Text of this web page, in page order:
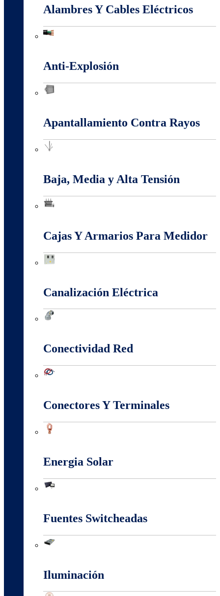
Alambres Y Cables Eléctricos
Anti-Explosión
Apantallamiento Contra Rayos
Baja, Media y Alta Tensión
Cajas Y Armarios Para Medidor
Canalización Eléctrica
Conectividad Red
Conectores Y Terminales
Energia Solar
Fuentes Switcheadas
Iluminación